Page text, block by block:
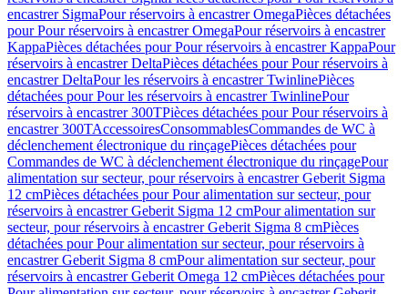
encastrer SigmaPour réservoirs à encastrer OmegaPièces détachées
pour Pour réservoirs à encastrer OmegaPour réservoirs à encastrer
KappaPièces détachées pour Pour réservoirs à encastrer KappaPour
réservoirs à encastrer DeltaPièces détachées pour Pour réservoirs à
encastrer DeltaPour les réservoirs à encastrer TwinlinePièces
détachées pour Pour les réservoirs à encastrer TwinlinePour
réservoirs à encastrer 300TPièces détachées pour Pour réservoirs à
encastrer 300TAccessoiresConsommablesCommandes de WC à
déclenchement électronique du rinçagePièces détachées pour
Commandes de WC à déclenchement électronique du rinçagePour
alimentation sur secteur, pour réservoirs à encastrer Geberit Sigma
12 cmPièces détachées pour Pour alimentation sur secteur, pour
réservoirs à encastrer Geberit Sigma 12 cmPour alimentation sur
secteur, pour réservoirs à encastrer Geberit Sigma 8 cmPièces
détachées pour Pour alimentation sur secteur, pour réservoirs à
encastrer Geberit Sigma 8 cmPour alimentation sur secteur, pour
réservoirs à encastrer Geberit Omega 12 cmPièces détachées pour